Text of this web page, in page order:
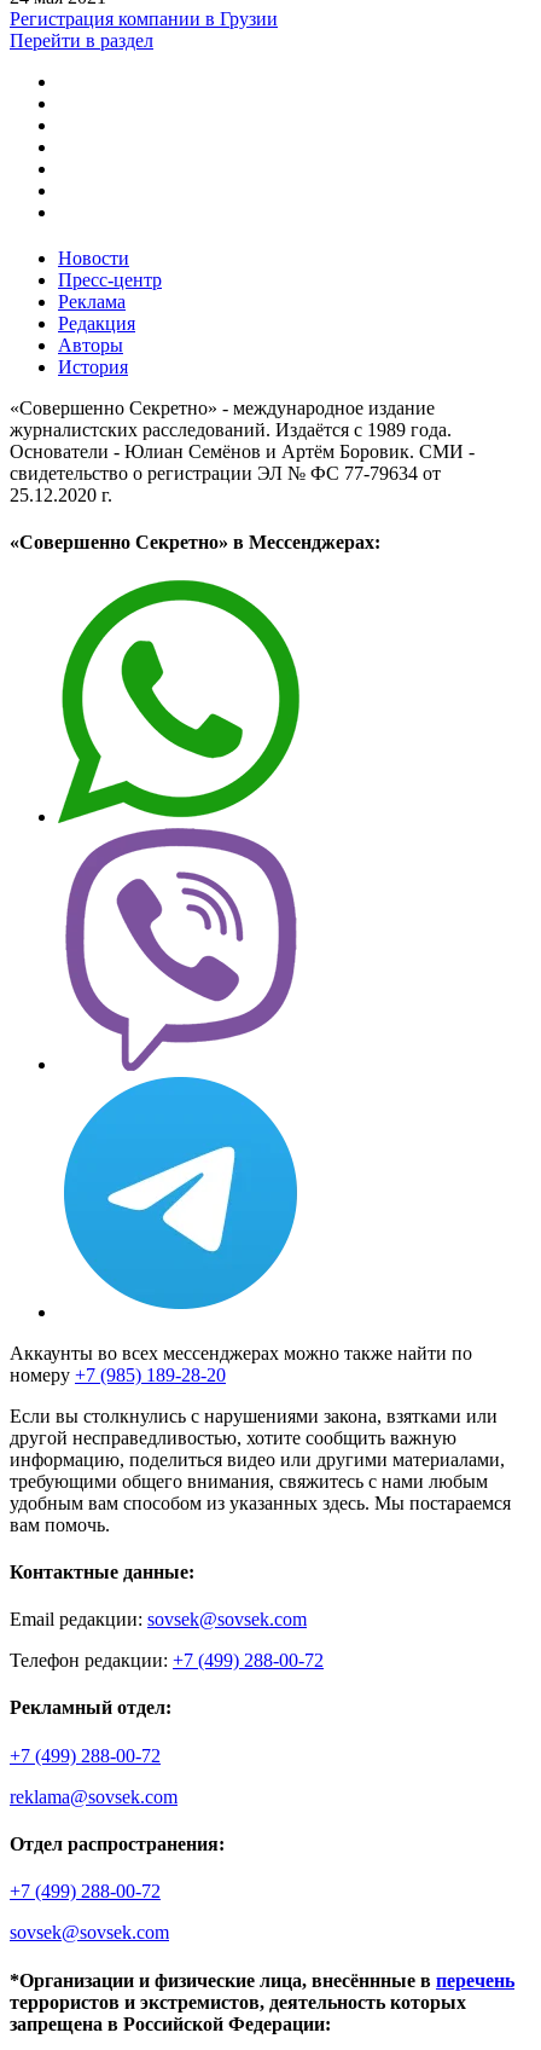
Регистрация компании в Грузии
Перейти в раздел
Новости
Пресс-центр
Реклама
Редакция
Авторы
История
«Совершенно Секретно» - международное издание
журналистских расследований. Издаётся с 1989 года.
Основатели - Юлиан Семёнов и Артём Боровик. CМИ -
свидетельство о регистрации ЭЛ № ФС 77-79634 от
25.12.2020 г.
«Совершенно Секретно» в Мессенджерах:
Аккаунты во всех мессенджерах можно также найти по
номеру +7 (985) 189-28-20
Если вы столкнулись с нарушениями закона, взятками или
другой несправедливостью, хотите сообщить важную
информацию, поделиться видео или другими материалами,
требующими общего внимания, свяжитесь с нами любым
удобным вам способом из указанных здесь. Мы постараемся
вам помочь.
Контактные данные:
Email редакции: sovsek@sovsek.com
Телефон редакции: +7 (499) 288-00-72
Рекламный отдел:
+7 (499) 288-00-72
reklama@sovsek.com
Отдел распространения:
+7 (499) 288-00-72
sovsek@sovsek.com
*Организации и физические лица, внесённные в перечень
террористов и экстремистов, деятельность которых
запрещена в Российской Федерации: